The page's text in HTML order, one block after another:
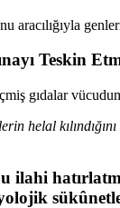
aracılığıyla
Teskin
gıdalar
helal
ilahi